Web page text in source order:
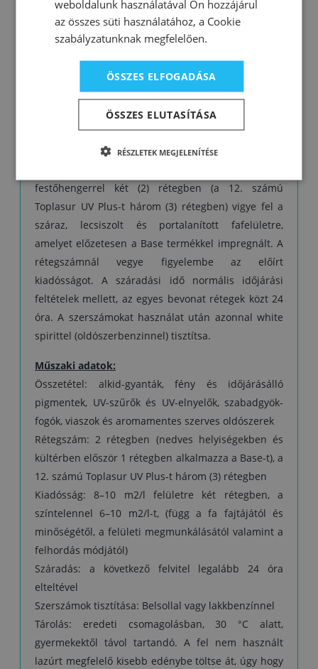
UV Plus nem alkalmas utolsó bevonatrétegként a
sötét színű lazúrokra, vagy a sötétebb
szűrők és elnyelők tejszerű külsőt adhatnak a
felületnek.
festőhengerrel két (2) rétegben (a 12. számú
Toplasur UV Plus-t három (3) rétegben) vigye fel a
száraz, lecsiszolt és portalanított fafelületre,
amelyet előzetesen a Base termékkel impregnált. A
rétegszámnál vegye figyelembe az előírt
kiadósságot. A száradási idő normális időjárási
feltételek mellett, az egyes bevonat rétegek közt 24
óra. A szerszámokat használat után azonnal white
spirittel (oldószerbenzinnel) tisztítsa.
Műszaki adatok:
Összetétel: alkid-gyanták, fény és időjárásálló
pigmentek, UV-szűrők és UV-elnyelők, szabadgyök-
fogók, viaszok és aromamentes szerves oldószerek
Rétegszám: 2 rétegben (nedves helyiségekben és
kültérben először 1 rétegben alkalmazza a Base-t), a
12. számú Toplasur UV Plus-t három (3) rétegben
Kiadósság: 8–10 m2/l felületre két rétegben, a
színtelennel 6–10 m2/l-t, (függ a fa fajtájától és
minőségétől, a felületi megmunkálásától valamint a
felhordás módjától)
Száradás: a következő felvitel legalább 24 óra
elteltével
Szerszámok tisztítása: Belsollal vagy lakkbenzínnel
Tárolás: eredeti csomagolásban, 30 °C alatt,
gyermekektől távol tartandó. A fel nem használt
lazúrt megfelelő kisebb edénybe töltse át, úgy hogy
weboldalunk használatával Ön hozzájárul
az összes süti használatához, a Cookie
szabályzatunknak megfelelően.
ÖSSZES ELFOGADÁSA
ÖSSZES ELUTASÍTÁSA
RÉSZLETEK MEGJELENÍTÉSE